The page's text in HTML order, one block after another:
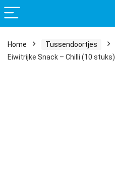
Home Tussendoortjes
Eiwitrijke Snack – Chilli (10 stuks)